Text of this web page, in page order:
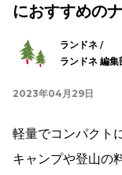
におすすめの
ランドネ /
ランドネ 編集
2023年04月29日
軽量でコンパクト
キャンプや登山の